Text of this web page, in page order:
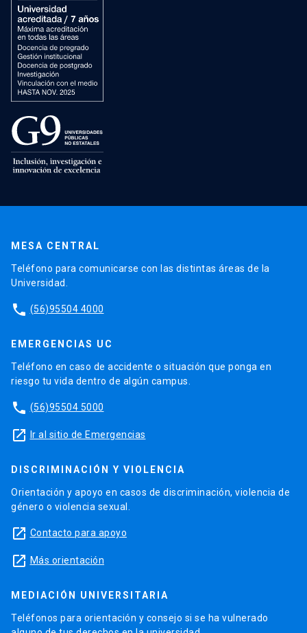
MESA CENTRAL
Teléfono para comunicarse con las distintas áreas de la
Universidad.
phone (56)95504 4000
EMERGENCIAS UC
Teléfono en caso de accidente o situación que ponga en
riesgo tu vida dentro de algún campus.
phone (56)95504 5000
launch Ir al sitio de Emergencias
DISCRIMINACIÓN Y VIOLENCIA
Orientación y apoyo en casos de discriminación, violencia de
género o violencia sexual.
launch Contacto para apoyo
launch Más orientación
MEDIACIÓN UNIVERSITARIA
Teléfonos para orientación y consejo si se ha vulnerado